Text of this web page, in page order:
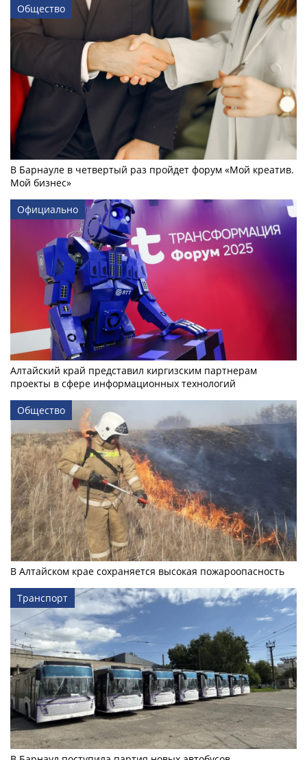
Общество
В Барнауле в четвертый раз пройдет форум «Мой креатив.
Мой бизнес»
Официально
Алтайский край представил киргизским партнерам
проекты в сфере информационных технологий
Общество
В Алтайском крае сохраняется высокая пожароопасность
Транспорт